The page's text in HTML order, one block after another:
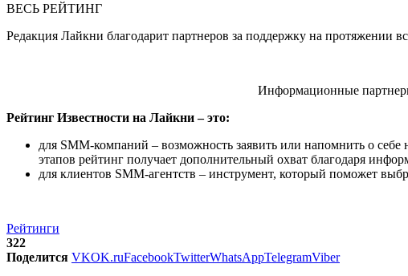
ВЕСЬ РЕЙТИНГ
Редакция Лайкни благодарит партнеров за поддержку на протяжении
Информационные
Рейтинг Известности на Лайкни – это:
для SMM-компаний – возможность заявить или напомнить о
этапов рейтинг получает дополнительный охват благодаря
для клиентов SMM-агентств – инструмент, который поможет
Рейтинги
322
Поделится VKOK.ruFacebookTwitterWhatsAppTelegramViber